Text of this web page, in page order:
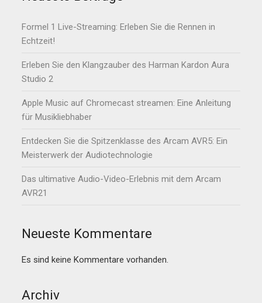
Formel 1 Live-Streaming: Erleben Sie die Rennen in
Echtzeit!
Erleben Sie den Klangzauber des Harman Kardon Aura
Studio 2
Apple Music auf Chromecast streamen: Eine Anleitung
für Musikliebhaber
Entdecken Sie die Spitzenklasse des Arcam AVR5: Ein
Meisterwerk der Audiotechnologie
Das ultimative Audio-Video-Erlebnis mit dem Arcam
AVR21
Neueste Kommentare
Es sind keine Kommentare vorhanden.
Archiv